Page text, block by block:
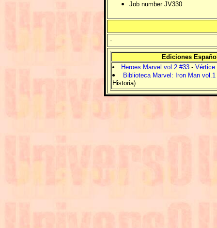
Job number JV330
-
Ediciones
Heroes Marvel vol.2 #33 -Vértice
Biblioteca Marvel: Iron Man vol.1
Historia)